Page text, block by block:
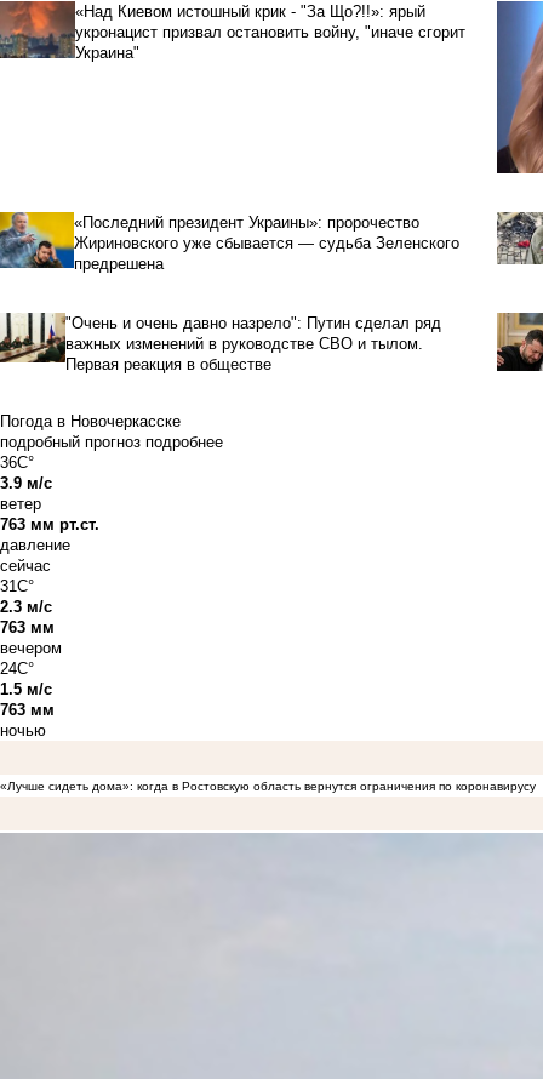
«Над Киевом истошный крик - "За Що?!!»: ярый
укронацист призвал остановить войну, "иначе сгорит
Украина"
«Последний президент Украины»: пророчество
Жириновского уже сбывается — судьба Зеленского
предрешена
"Очень и очень давно назрело": Путин сделал ряд
важных изменений в руководстве СВО и тылом.
Первая реакция в обществе
Погода в Новочеркасске
подробный прогноз подробнее
36C°
3.9 м/с
ветер
763 мм рт.ст.
давление
сейчас
31C°
2.3 м/с
763 мм
вечером
24C°
1.5 м/с
763 мм
ночью
«Лучше сидеть дома»: когда в Ростовскую область вернутся ограничения по коронавирусу